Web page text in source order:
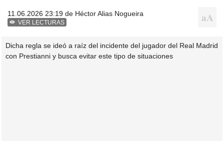
11.06.2026 23:19 de Héctor Alias Nogueira
VER LECTURAS
Dicha regla se ideó a raíz del incidente del jugador del Real Madrid
con Prestianni y busca evitar este tipo de situaciones